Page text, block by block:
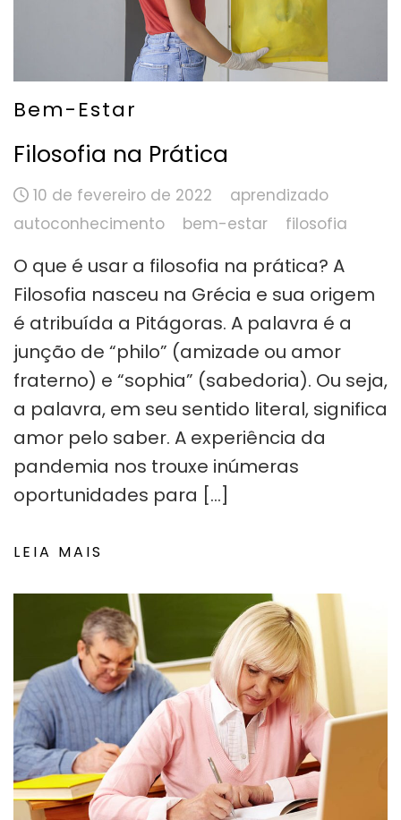
Bem-Estar
Filosofia na Prática
10 de fevereiro de 2022
aprendizado
autoconhecimento
bem-estar filosofia
O que é usar a filosofia na prática? A
Filosofia nasceu na Grécia e sua origem
é atribuída a Pitágoras. A palavra é a
junção de “philo” (amizade ou amor
fraterno) e “sophia” (sabedoria). Ou seja,
a palavra, em seu sentido literal, significa
amor pelo saber. A experiência da
pandemia nos trouxe inúmeras
oportunidades para […]
LEIA MAIS